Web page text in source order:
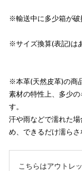
※輸送中に多少箱が破
※サイズ換算(表記)は
※本革(天然皮革)の商
素材の特性上、多少
す。
汗や雨などで濡れた
め、できるだけ濡らさ
こちらはアウトレ